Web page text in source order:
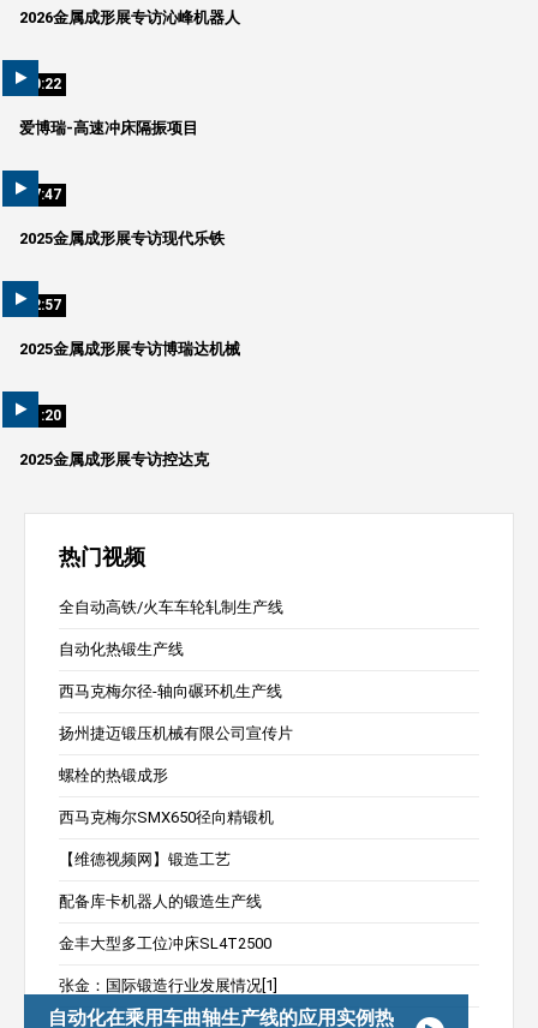
2026金属成形展专访沁峰机器人
00:22
爱博瑞-高速冲床隔振项目
07:47
2025金属成形展专访现代乐铁
02:57
2025金属成形展专访博瑞达机械
01:20
2025金属成形展专访控达克
热门视频
全自动高铁/火车车轮轧制生产线
自动化热锻生产线
西马克梅尔径-轴向碾环机生产线
扬州捷迈锻压机械有限公司宣传片
螺栓的热锻成形
西马克梅尔SMX650径向精锻机
【维德视频网】锻造工艺
配备库卡机器人的锻造生产线
金丰大型多工位冲床SL4T2500
张金：国际锻造行业发展情况[1]
自动化在乘用车曲轴生产线的应用实例热